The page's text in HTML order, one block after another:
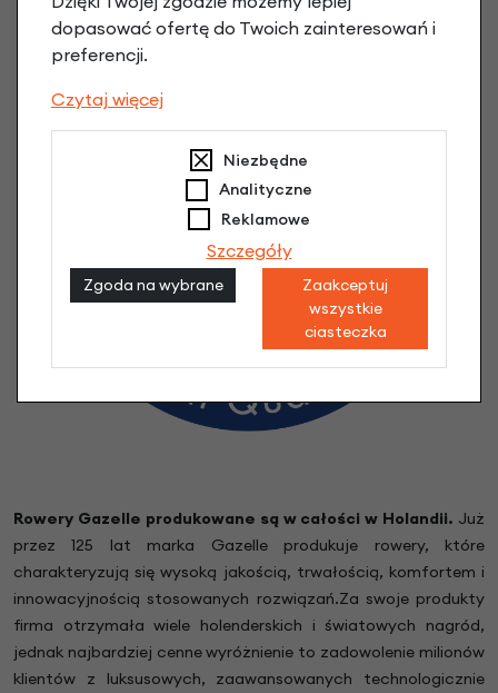
Rowery Gazelle produkowane są w całości w Holandii. Już
przez 125 lat marka Gazelle produkuje rowery, które
charakteryzują się wysoką jakością, trwałością, komfortem i
innowacyjnością stosowanych rozwiązań.Za swoje produkty
firma otrzymała wiele holenderskich i światowych nagród,
jednak najbardziej cenne wyróżnienie to zadowolenie milionów
klientów z luksusowych, zaawansowanych technologicznie
dopasować ofertę do Twoich zainteresowań i
preferencji.
Czytaj więcej
Niezbędne
Analityczne
Reklamowe
Szczegóły
Zgoda na wybrane
Zaakceptuj
wszystkie
ciasteczka